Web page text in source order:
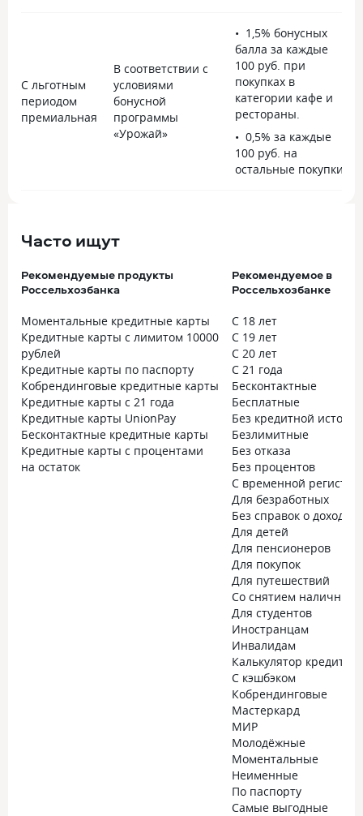
С льготным
периодом
премиальная
В соответствии с
условиями
бонусной
программы
«Урожай»
1,5% бонусных
балла за каждые
100 руб. при
покупках в
категории кафе и
рестораны.
0,5% за каждые
100 руб. на
остальные покупки.
Часто ищут
Рекомендуемые продукты
Россельхозбанка
Моментальные кредитные карты
Кредитные карты с лимитом 10000
рублей
Кредитные карты по паспорту
Кобрендинговые кредитные карты
Кредитные карты с 21 года
Кредитные карты UnionPay
Бесконтактные кредитные карты
Кредитные карты с процентами
на остаток
Рекомендуемое в
Россельхозбанке
С 18 лет
С 19 лет
С 20 лет
С 21 года
Бесконтактные
Бесплатные
Без кредитной
Безлимитные
Без отказа
Без процентов
С временной
Для безработных
Без справок о доходах
Для детей
Для пенсионеров
Для покупок
Для путешествий
Со снятием наличных
Для студентов
Иностранцам
Инвалидам
Калькулятор
С кэшбэком
Кобрендинговые
Мастеркард
МИР
Молодёжные
Моментальные
Неименные
По паспорту
Самые выгодные